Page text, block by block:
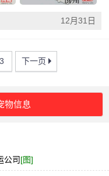
12月31日
3 下一页
物信息
公司[图]